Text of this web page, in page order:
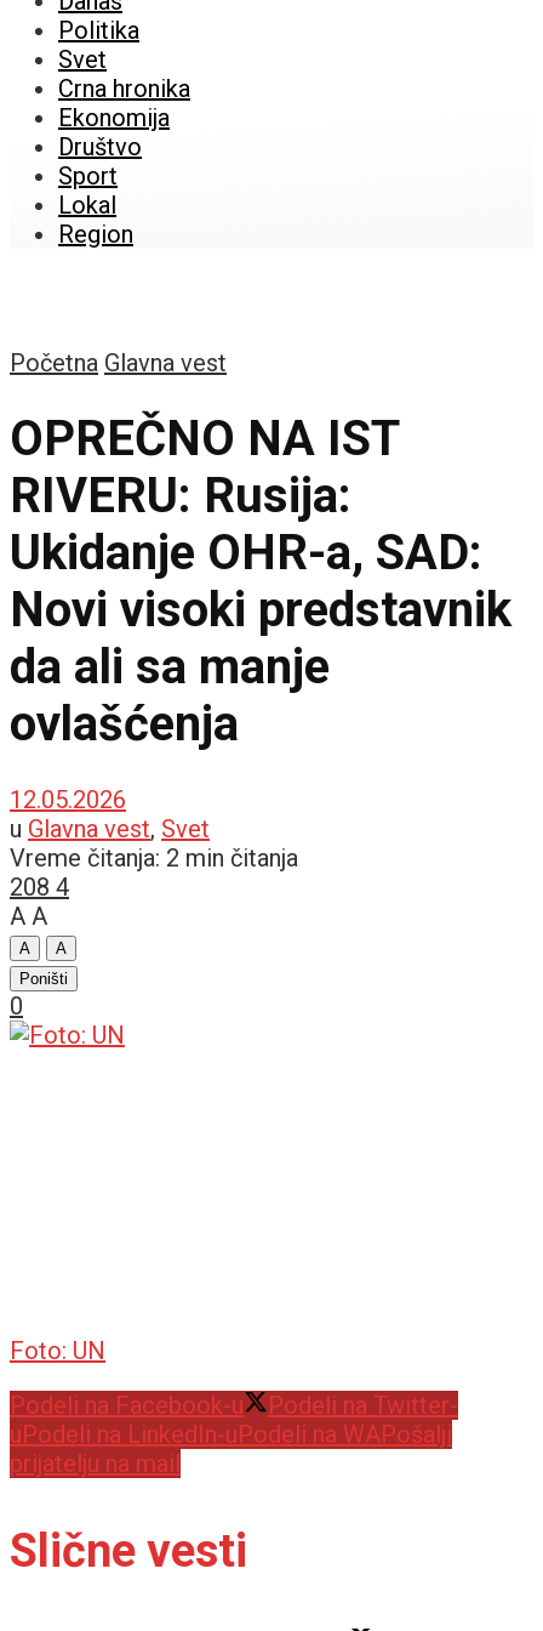
Politika
Svet
Crna hronika
Ekonomija
Društvo
Sport
Lokal
Region
Početna Glavna vest
OPREČNO NA IST
RIVERU: Rusija:
Ukidanje OHR-a, SAD:
Novi visoki predstavnik
da ali sa manje
ovlašćenja
12.05.2026
u Glavna vest, Svet
Vreme čitanja: 2 min čitanja
208 4
A A
A
A
Poništi
0
Foto: UN
Podeli na Facebook-u
Podeli na Twitter-
uPodeli na LinkedIn-uPodeli na WAPošalji
prijatelju na mail
Slične vesti